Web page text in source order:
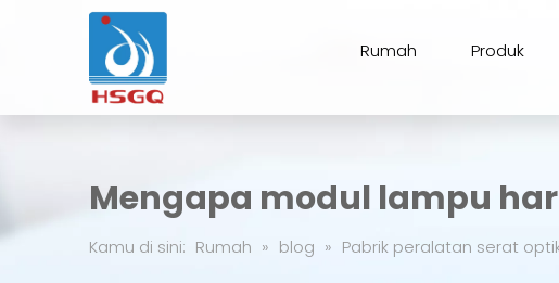
Rumah Produk
Mengapa modul lampu
Kamu di sini: Rumah » blog » Pabrik peralatan serat